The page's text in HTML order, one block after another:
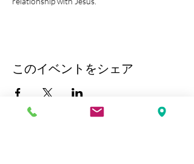
このイベントをシェア